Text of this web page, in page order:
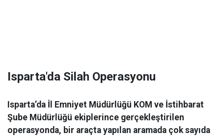
Isparta'da Silah Operasyonu
Isparta’da İl Emniyet Müdürlüğü KOM ve İstihbarat
Şube Müdürlüğü ekiplerince gerçekleştirilen
operasyonda, bir araçta yapılan aramada çok sayıda